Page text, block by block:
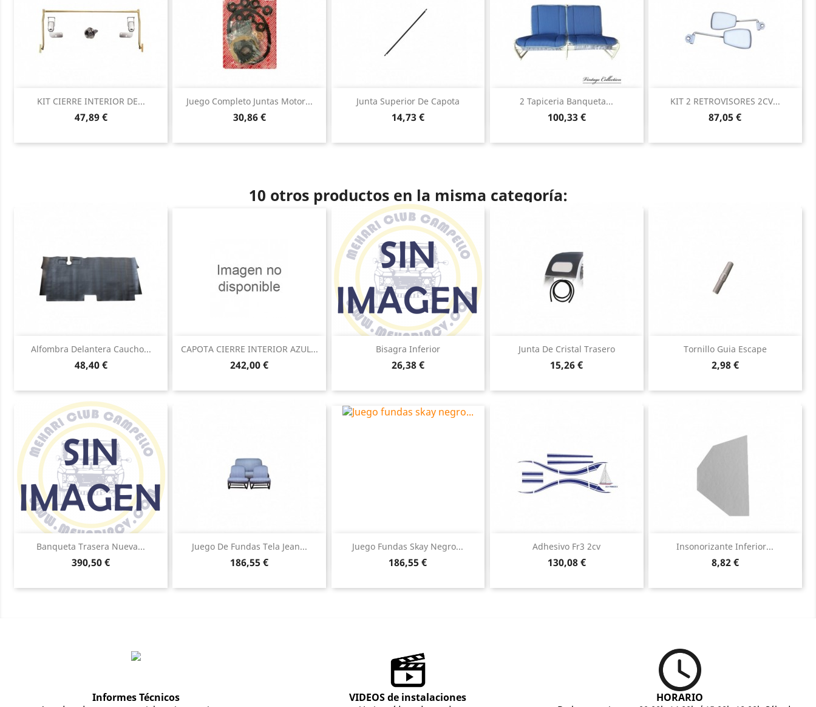
KIT CIERRE INTERIOR DE...
Precio
47,89 €
Vista rápida Juego Completo Juntas Motor...
Precio
30,86 €
Vista rápida Junta Superior De Capota
Precio
14,73 €
Vista rápida 2 Tapiceria Banqueta...
Precio
100,33 €
Vista rápida KIT 2 RETROVISORES 2CV...
Precio
87,05 €
Vista rápida
10 otros productos en la misma categoría:
Alfombra Delantera Caucho...
Precio
48,40 €
 Vista rápida CAPOTA CIERRE INTERIOR AZUL...
Precio
242,00 €
Vista rápida Bisagra Inferior
Precio
26,38 €
Vista rápida Junta De Cristal Trasero
Precio
15,26 €
Vista rápida Tornillo Guia Escape
Precio
2,98 €
Vista rápida
Banqueta Trasera Nueva...
Precio
390,50 €
Vista rápida Juego De Fundas Tela Jean...
Precio
186,55 €
Vista rápida Juego Fundas Skay Negro...
Precio
186,55 €
Vista rápida Adhesivo Fr3 2cv
Precio
130,08 €
Vista rápida Insonorizante Inferior...
Precio
8,82 €
Vista rápida
Informes Técnicos VIDEOS de instalaciones HORARIO